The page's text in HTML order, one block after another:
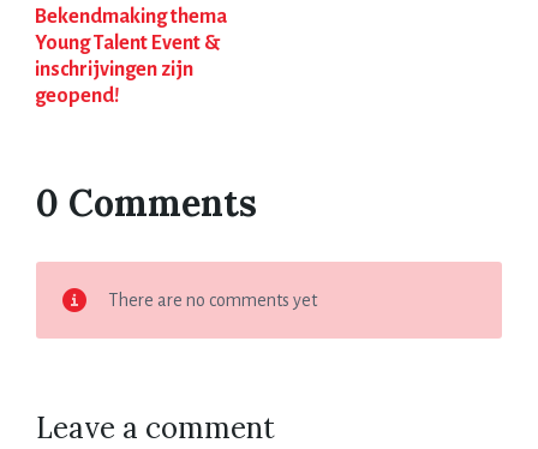
Bekendmaking thema
Young Talent Event &
inschrijvingen zijn
geopend!
0 Comments
There are no comments yet
Leave a comment